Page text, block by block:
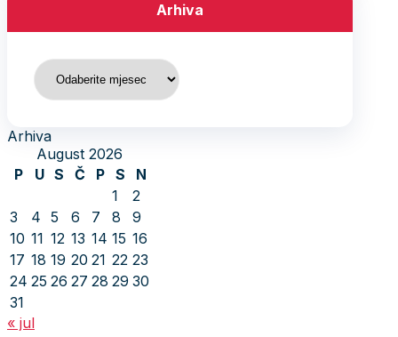
Arhiva
Arhiva
Arhiva
August 2026
P
U S Č P S
N
1
2
3
4 5 6 7 8
9
10 11 12 13 14 15 16
17 18 19 20 21 22 23
24 25 26 27 28 29 30
31
« jul